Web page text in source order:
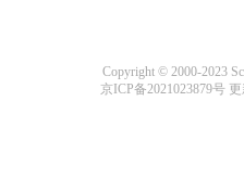
Copyright © 2000-2023
京ICP备2021023879号更